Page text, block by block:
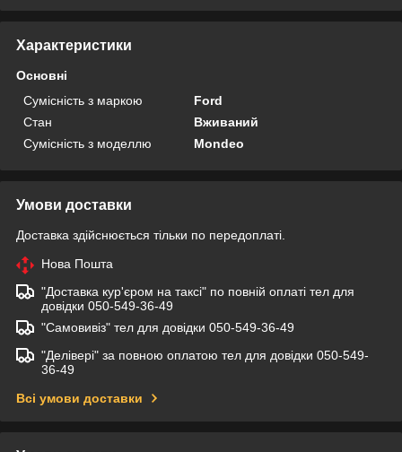
Характеристики
Основні
Сумісність з маркою
Ford
Стан
Вживаний
Сумісність з моделлю
Mondeo
Умови доставки
Доставка здійснюється тільки по передоплаті.
Нова Пошта
"Доставка кур'єром на таксі" по повній оплаті тел для
довідки 050-549-36-49
"Самовивіз" тел для довідки 050-549-36-49
"Делівері" за повною оплатою тел для довідки 050-549-
36-49
Всі умови доставки